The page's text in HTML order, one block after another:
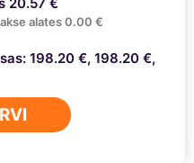
alates 0.00 €
198.20 €, 198.20 €,